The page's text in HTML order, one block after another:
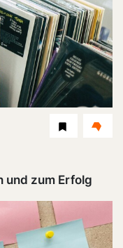
und zum Erfolg